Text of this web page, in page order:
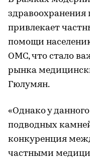
здравоохранения
привлекает
помощи
ОМС, что стало
рынка
Гюлумян.
«Однако у
подводных
конкуренция
частными